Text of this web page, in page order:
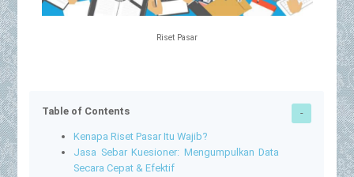
Riset Pasar
Table of Contents
Kenapa Riset Pasar Itu Wajib?
Jasa Sebar Kuesioner: Mengumpulkan Data
Secara Cepat & Efektif